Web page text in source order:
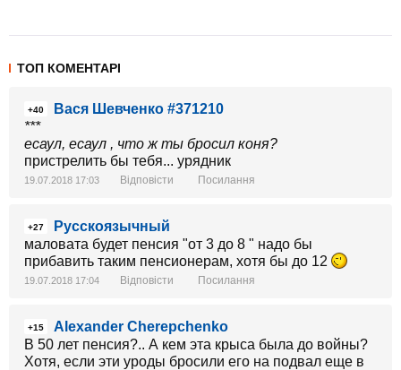
ТОП КОМЕНТАРІ
+40
Вася Шевченко #371210
***
есаул, есаул , что ж ты бросил коня?
пристрелить бы тебя... урядник
19.07.2018 17:03 Відповісти Посилання
+27
Русскоязычный
маловата будет пенсия "от 3 до 8 " надо бы
прибавить таким пенсионерам, хотя бы до 12
19.07.2018 17:04 Відповісти Посилання
+15
Alexander Cherepchenko
В 50 лет пенсия?.. А кем эта крыса была до войны?
Хотя, если эти уроды бросили его на подвал еще в